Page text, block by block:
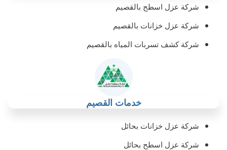
شركة عزل اسطح بالقصيم
شركة عزل خزانات بالقصيم
شركة كشف تسربات المياه بالقصيم
خدمات القصيم
شركة عزل خزانات بحائل
شركة عزل اسطح بحائل